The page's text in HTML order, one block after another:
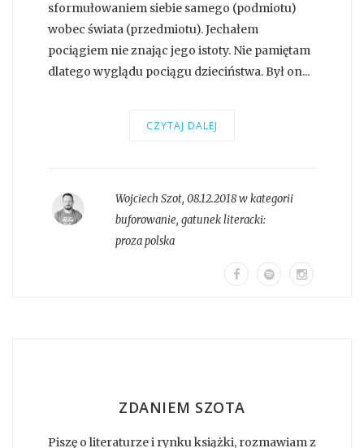
sformułowaniem siebie samego (podmiotu)
wobec świata (przedmiotu). Jechałem
pociągiem nie znając jego istoty. Nie pamiętam
dlatego wyglądu pociągu dzieciństwa. Był on...
CZYTAJ DALEJ
Wojciech Szot, 08.12.2018 w kategorii
buforowanie, gatunek literacki:
proza polska
ZDANIEM SZOTA
Piszę o literaturze i rynku książki, rozmawiam z